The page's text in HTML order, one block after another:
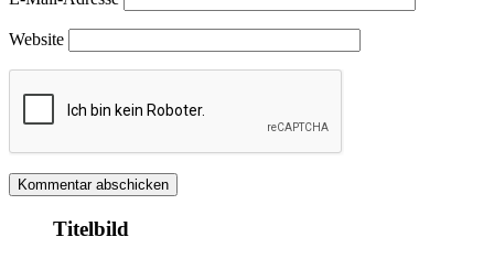
Website
Titelbild